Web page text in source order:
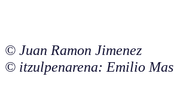
© Juan Ramon Jimenez
© itzulpenarena: Emilio Mas